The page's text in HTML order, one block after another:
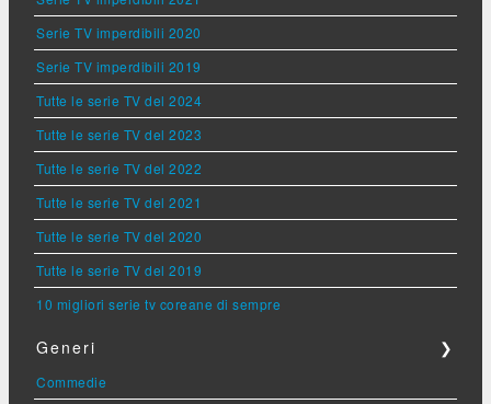
Serie TV imperdibili 2020
Serie TV imperdibili 2019
Tutte le serie TV del 2024
Tutte le serie TV del 2023
Tutte le serie TV del 2022
Tutte le serie TV del 2021
Tutte le serie TV del 2020
Tutte le serie TV del 2019
10 migliori serie tv coreane di sempre
Generi ❯
Commedie